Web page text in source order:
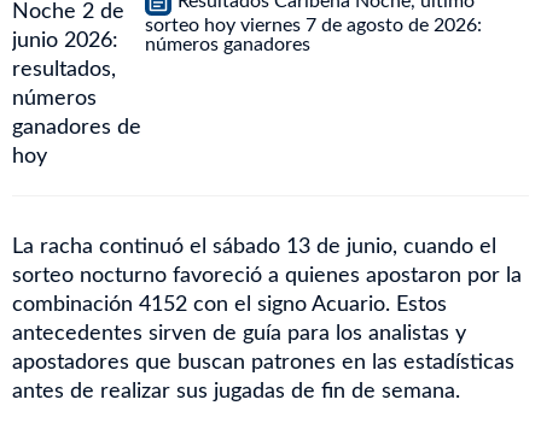
sorteo hoy viernes 7 de agosto de 2026:
números ganadores
La racha continuó el sábado 13 de junio, cuando el
sorteo nocturno favoreció a quienes apostaron por la
combinación 4152 con el signo Acuario. Estos
antecedentes sirven de guía para los analistas y
apostadores que buscan patrones en las estadísticas
antes de realizar sus jugadas de fin de semana.